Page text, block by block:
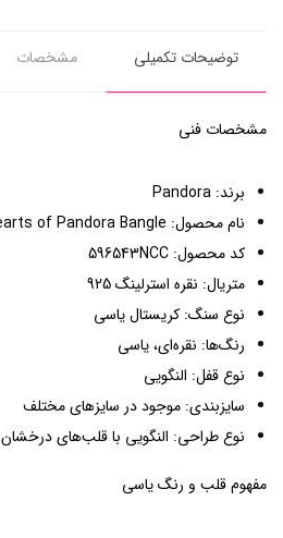
توضیحات تکمیلی مشخصات
مشخصات فنی
برند: Pandora
نام محصول: Lavender Radiant Hearts of Pandora Bangle
کد محصول: 596543NCC
متریال: نقره استرلینگ 925
نوع سنگ: کریستال یاسی
رنگ‌ها: نقره‌ای، یاسی
نوع قفل: النگویی
سایزبندی: موجود در سایزهای مختلف
نوع طراحی: النگویی با قلب‌های درخشان
مفهوم قلب و رنگ یاسی